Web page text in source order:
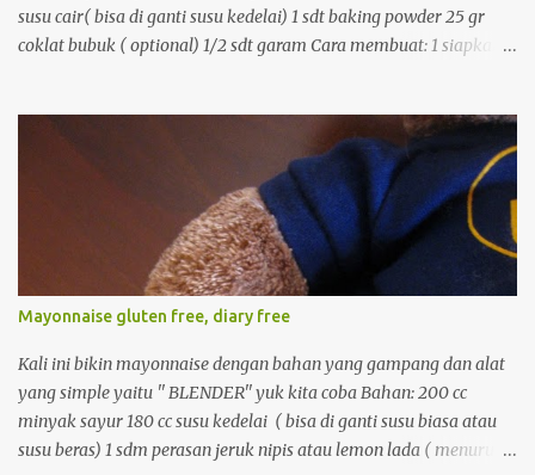
susu cair( bisa di ganti susu kedelai) 1 sdt baking powder 25 gr
coklat bubuk ( optional) 1/2 sdt garam Cara membuat: 1 siapkan
masukkan ke cetakan yang telah di poles margarine. 5. kukus
dengan api besar sekitar 15 menit, hidangkan
Mayonnaise gluten free, diary free
Kali ini bikin mayonnaise dengan bahan yang gampang dan alat
yang simple yaitu '' BLENDER'' yuk kita coba Bahan: 200 cc
minyak sayur 180 cc susu kedelai ( bisa di ganti susu biasa atau
susu beras) 1 sdm perasan jeruk nipis atau lemon lada ( menurut